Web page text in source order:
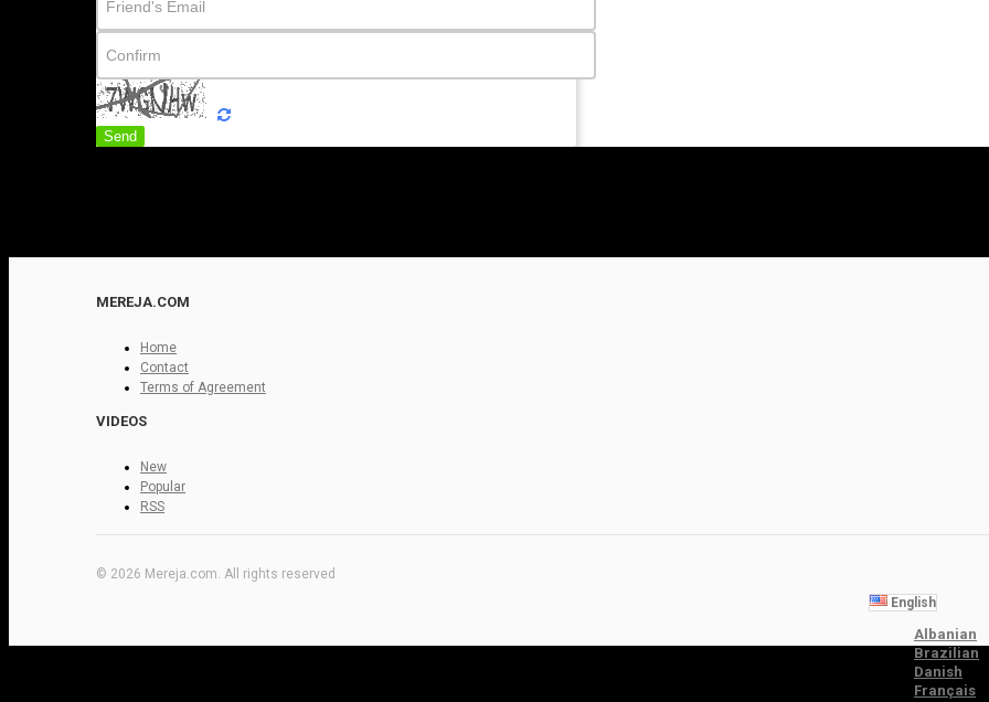
Send
MEREJA.COM
Home
Contact
Terms of Agreement
VIDEOS
New
Popular
RSS
© 2026 Mereja.com. All rights reserved
English
Albanian
Brazilian
Danish
Français